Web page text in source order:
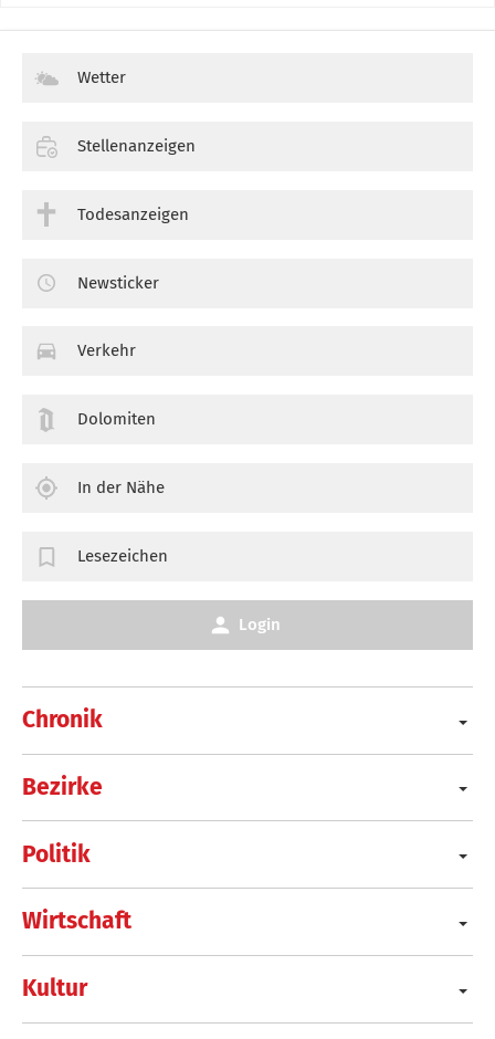
Chronik
Bezirke
Politik
Wirtschaft
Kultur
Wetter
Stellenanzeigen
Todesanzeigen
Newsticker
Verkehr
Dolomiten
In der Nähe
Lesezeichen
Login